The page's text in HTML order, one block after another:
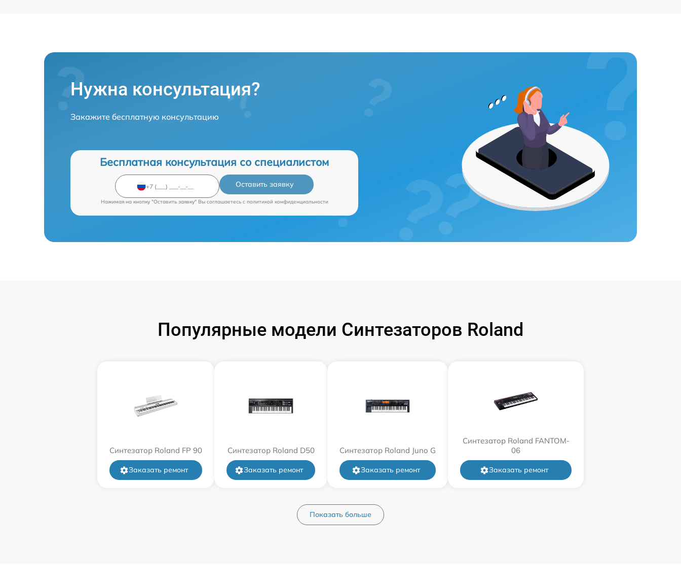
Нужна консультация?
Закажите бесплатную консультацию
Бесплатная консультация со специалистом
Оставить заявку
Нажимая на кнопку "Оставить заявку" Вы соглашаетесь c политикой конфиденциальности
Популярные модели Синтезаторов Roland
Синтезатор Roland FP 90
Заказать ремонт
Синтезатор Roland D50
Заказать ремонт
Синтезатор Roland Juno G
Заказать ремонт
Синтезатор Roland FANTOM-
06
Заказать ремонт
Показать больше